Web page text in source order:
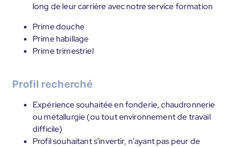
long de leur carrière avec notre service formation
Prime douche
Prime habillage
Prime trimestriel
Profil recherché
Expérience souhaitée en fonderie, chaudronnerie
ou métallurgie (ou tout environnement de travail
difficile)
Profil souhaitant s'invertir, n'ayant pas peur de